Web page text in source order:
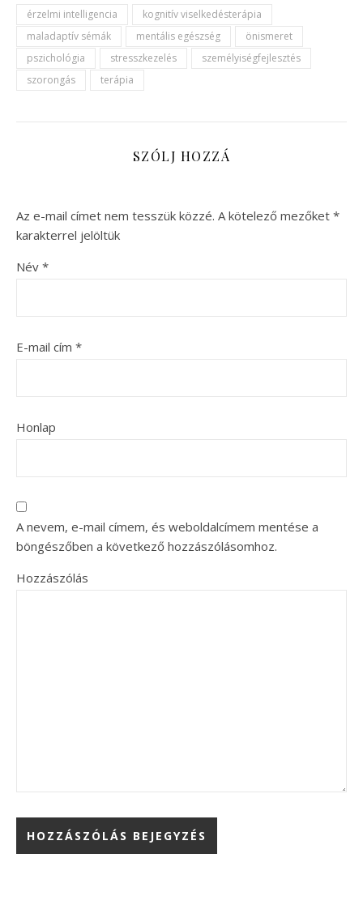
érzelmi intelligencia
kognitív viselkedésterápia
maladaptív sémák
mentális egészség
önismeret
pszichológia
stresszkezelés
személyiségfejlesztés
szorongás
terápia
SZÓLJ HOZZÁ
Az e-mail címet nem tesszük közzé. A kötelező mezőket *
karakterrel jelöltük
Név *
E-mail cím *
Honlap
A nevem, e-mail címem, és weboldalcímem mentése a
böngészőben a következő hozzászólásomhoz.
Hozzászólás